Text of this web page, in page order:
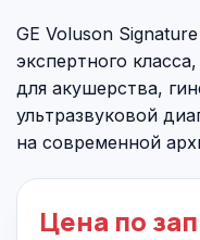
GE Voluson
экспертного
для акушерства,
ультразвуковой
на современной
Цена по